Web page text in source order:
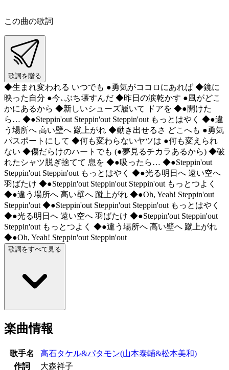
この曲の歌詞
歌詞を贈る
◆生まれ変われる いつでも ●勇気がココロにあれば ◆鏡に
映った自分 ●今､ぶち壊すんだ ◆昨日の涙乾かす ●風がどこ
かにあるから ◆新しいシューズ履いて ドアを ◆●開けた
ら… ◆●Steppin'out Steppin'out Steppin'out もっとはやく ◆●違
う場所へ 高い壁へ 蹴上がれ ◆動き出せるさ どこへも ●勇気
パスポートにして ◆何も変わらないヤツは ●何も変えられ
ない ◆傷だらけのハートでも (●夢見るチカラあるから) ◆破
れたシャツ脱ぎ捨てて 息を ◆●吸ったら… ◆●Steppin'out
Steppin'out Steppin'out もっとはやく ◆●光る明日へ 遠い空へ
羽ばたけ ◆●Steppin'out Steppin'out Steppin'out もっとつよく
◆●違う場所へ 高い壁へ 蹴上がれ ◆●Oh, Yeah! Steppin'out
Steppin'out ◆●Steppin'out Steppin'out Steppin'out もっとはやく
◆●光る明日へ 遠い空へ 羽ばたけ ◆●Steppin'out Steppin'out
Steppin'out もっとつよく ◆●違う場所へ 高い壁へ 蹴上がれ
◆●Oh, Yeah! Steppin'out Steppin'out
歌詞をすべて見る
楽曲情報
歌手名
高石タケル&パタモン(山本泰輔&松本美和)
作詞
大森祥子